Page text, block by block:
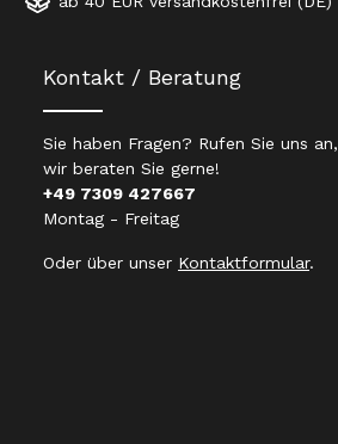
Kontakt / Beratung
Sie haben Fragen? Rufen Sie uns an,
wir beraten Sie gerne!
+49 7309 427667
Montag - Freitag
Oder über unser Kontaktformular.